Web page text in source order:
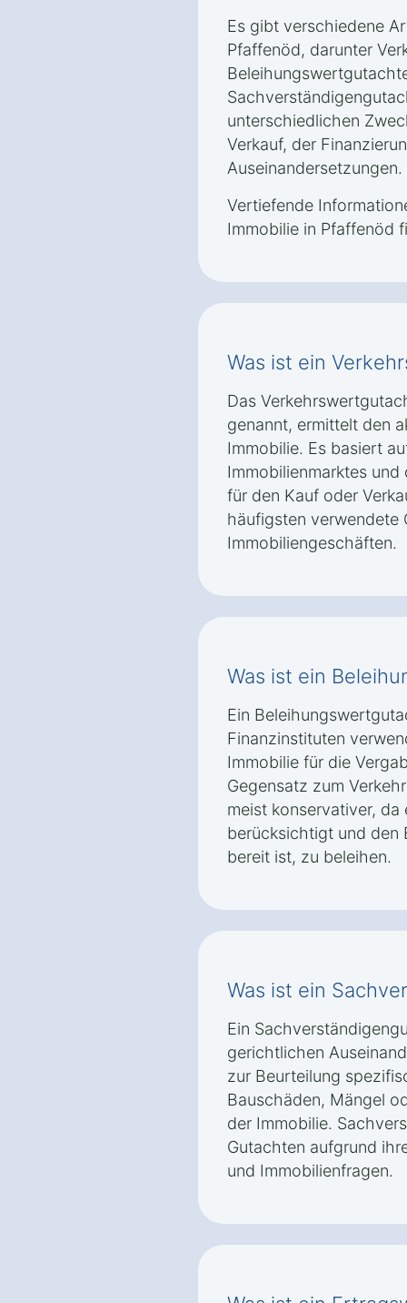
Es gibt verschiedene
Pfaffenöd, darunter
unterschiedlichen
Verkauf, der
Auseinandersetzungen.
Vertiefende
Immobilie in Pfaffenöd
Was ist ein
Das
genannt, ermittelt den
Immobilie. Es basiert
Immobilienmarktes
für den Kauf oder
häufigsten verwendete
Immobiliengeschäften.
Was ist ein
Ein
Finanzinstituten
Immobilie für die
Gegensatz zum
meist konservativer, da
berücksichtigt und den
bereit ist, zu beleihen.
Was ist ein
Ein
gerichtlichen
zur Beurteilung
Bauschäden, Mängel
der Immobilie.
Gutachten aufgrund
und Immobilienfragen.